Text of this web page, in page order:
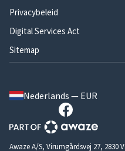
Privacybeleid
Digital Services Act
Sitemap
Nederlands — EUR
Awaze A/S, Virumgårdsvej 27, 2830